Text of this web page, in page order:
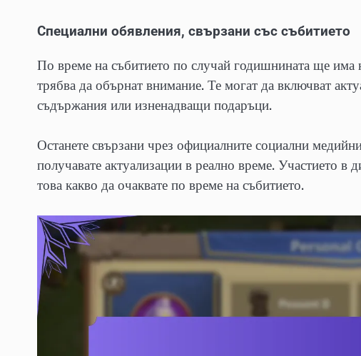
Специални обявления, свързани със събитието
По време на събитието по случай годишнината ще има
трябва да обърнат внимание. Те могат да включват
съдържания или изненадващи подаръци.
Останете свързани чрез официалните социални
получавате актуализации в реално време. Участието
това какво да очаквате по време на събитието.